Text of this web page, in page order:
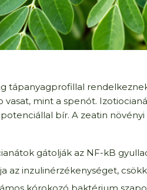
tápanyagprofillal
mint a spenót.
bír. A zeatin
gátolják az NF-kB
az inzulinérzékenységet,
kórokozó baktérium